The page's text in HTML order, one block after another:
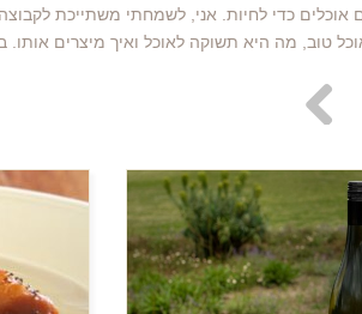
כדי לחיות. אני, לשמחתי משתייכת
תשוקה לאוכל ואיך מיצרים אותו. בשנת 2008, החלטתי